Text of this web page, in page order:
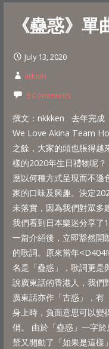
《蠱惑》單
July 13, 2020
admin
9 Comments
撰文：nkkken 去年完成
We Love Akina Team
之餘，大家的頭也脹得越
樣的2020年生日禮物呢
應以何種方式呈現而不遜
家的口味及興趣。決定
未落實，因為我們對眾多
我們看到日本樂迷分享
一篇介紹後，立即豁然
的歌詞。原來當年
名是「蠱惑」，歌詞更
說廣東話的香港人，我們
廣東話亦作「古惑」，有
身上時，負面意思可以變
俏。 由於「蠱惑」一字
禁又開動了「如果是這樣